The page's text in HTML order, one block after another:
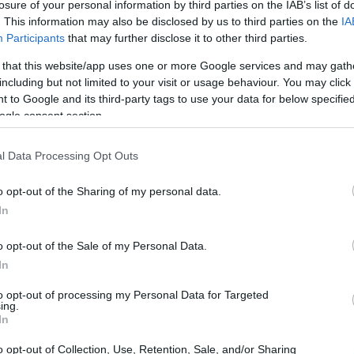
of your personal information by third parties on the IAB’s list of
This information may also be disclosed by us to third parties on the
Participants that may further disclose it to other third parties.
that this website/app uses one or more Google services and may
but not limited to your visit or usage behaviour. You may
to Google and its third-party tags to use your data for below
consent section.
Data Processing Opt Outs
opt-out of the Sharing of my personal data.
opt-out of the Sale of my Personal Data.
opt-out of processing my Personal Data for Targeted
opt-out of Collection, Use, Retention, Sale, and/or Sharing
ha portato a dazi medi del 15% su un ampio
più incisivo al 30%. Ma l’impatto sull’economia
il dollaro che si è indebolito di oltre il 10% rispetto
e una competitività ridotta sui mercati
stagnante, stimata solo allo 0,6% per il 2025. E
di trasformarsi in un fardello. Come possiamo
più cauto, mentre l’industria italiana stenta a
e pandemici. Il rischio di una “recessione
necessarie misure straordinarie. Il dibattito
con l’Europa che prende atto della fine delle
È un momento cruciale per riflettere su come il
scenario complesso.